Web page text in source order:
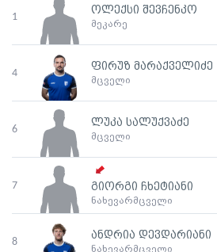
1
ოლექსი შევჩენკო
მეკარე
4
ფირუზ მარაქველიძე
მცველი
6
ლუკა სალუქვაძე
მცველი
7 გიორგი ჩხეტიანი
ნახევარმცველი
8
ანდრია დევდარიანი
ნახევარმცველი